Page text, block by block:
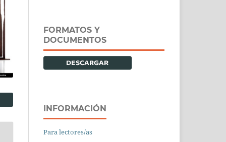
FORMATOS Y
DOCUMENTOS
INFORMACIÓN
Para lectores/as